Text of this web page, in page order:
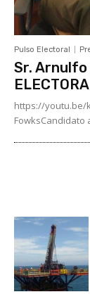
Pulso Electoral
Sr. Arnulfo
https://youtu.be/
FowksCandidato